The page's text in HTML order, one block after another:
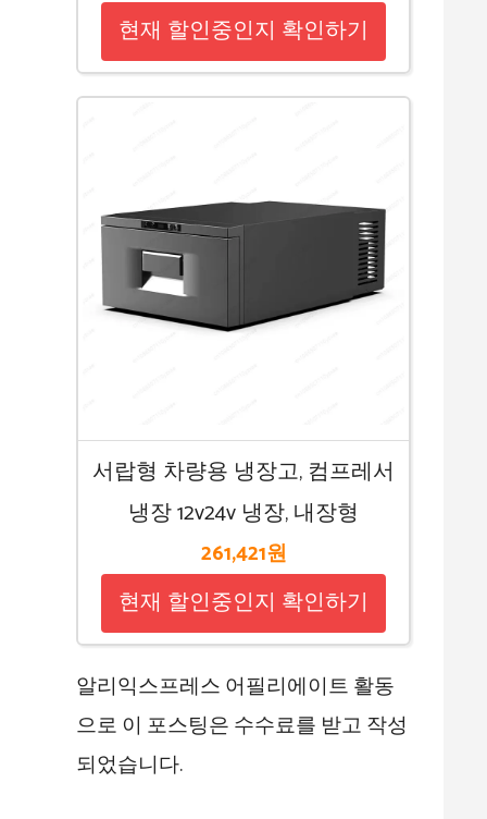
현재 할인중인지 확인하기
서랍형 차량용 냉장고, 컴프레서
냉장 12v24v 냉장, 내장형
261,421원
현재 할인중인지 확인하기
알리익스프레스 어필리에이트 활동
으로 이 포스팅은 수수료를 받고 작성
되었습니다.